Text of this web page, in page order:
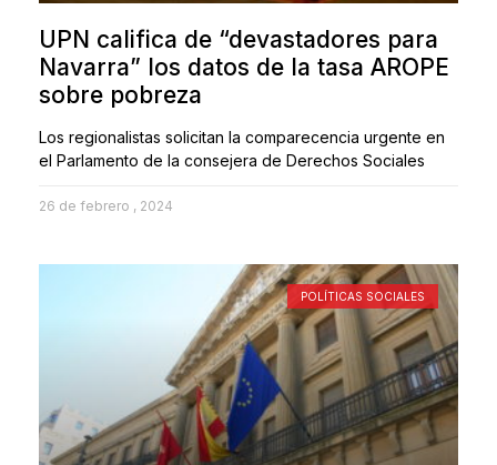
UPN califica de “devastadores para
Navarra” los datos de la tasa AROPE
sobre pobreza
Los regionalistas solicitan la comparecencia urgente en
el Parlamento de la consejera de Derechos Sociales
26 de febrero , 2024
POLÍTICAS SOCIALES